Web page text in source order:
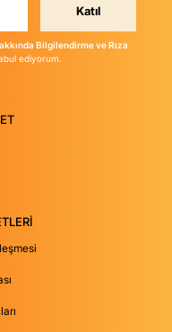
Katıl
Bilgilendirme ve Rıza
ediyorum.